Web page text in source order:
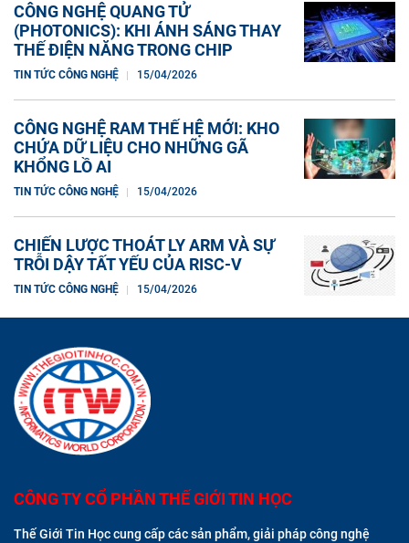
CÔNG NGHỆ QUANG TỬ
(PHOTONICS): KHI ÁNH SÁNG THAY
THẾ ĐIỆN NĂNG TRONG CHIP
TIN TỨC CÔNG NGHỆ 15/04/2026
CÔNG NGHỆ RAM THẾ HỆ MỚI: KHO
CHỨA DỮ LIỆU CHO NHỮNG GÃ
KHỔNG LỒ AI
TIN TỨC CÔNG NGHỆ 15/04/2026
CHIẾN LƯỢC THOÁT LY ARM VÀ SỰ
TRỖI DẬY TẤT YẾU CỦA RISC-V
TIN TỨC CÔNG NGHỆ 15/04/2026
CÔNG TY CỔ PHẦN THẾ GIỚI TIN HỌC
Thế Giới Tin Học cung cấp các sản phẩm, giải pháp công nghệ